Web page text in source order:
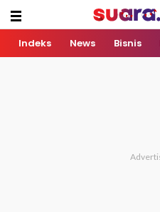
Indeks News Bisnis